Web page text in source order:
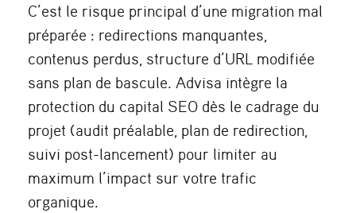
C’est le risque principal d’une migration mal
préparée : redirections manquantes,
contenus perdus, structure d’URL modifiée
sans plan de bascule. Advisa intègre la
protection du capital SEO dès le cadrage du
projet (audit préalable, plan de redirection,
suivi post-lancement) pour limiter au
maximum l’impact sur votre trafic
organique.